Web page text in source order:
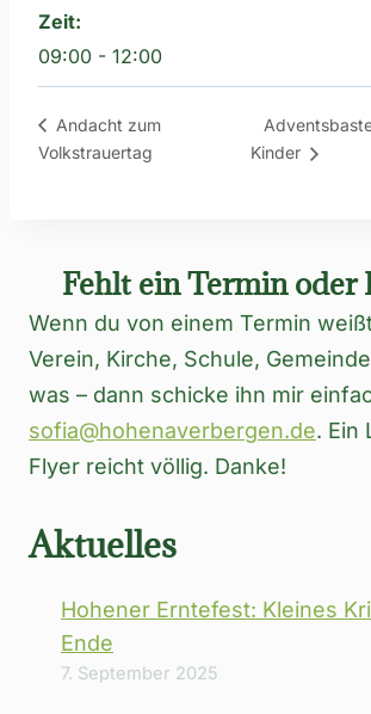
Zeit:
09:00 - 12:00
Andacht zum
Volkstrauertag
Kinder
Fehlt ein Termin oder
Wenn du von einem Termin
Verein, Kirche, Schule,
was – dann schicke ihn mir
sofia@hohenaverbergen.de. Ein
Flyer reicht völlig. Danke!
Aktuelles
Hohener Erntefest: Kleines
Ende
7. September 2025